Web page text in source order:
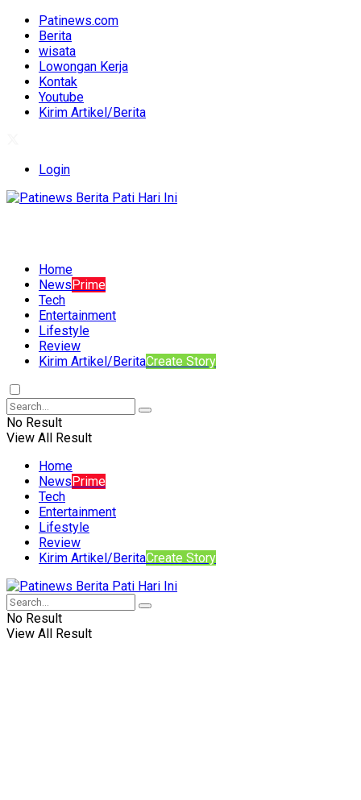
Patinews.com
Berita
wisata
Lowongan Kerja
Kontak
Youtube
Kirim Artikel/Berita
Login
Home
NewsPrime
Tech
Entertainment
Lifestyle
Review
Kirim Artikel/BeritaCreate Story
No Result
View All Result
Home
NewsPrime
Tech
Entertainment
Lifestyle
Review
Kirim Artikel/BeritaCreate Story
No Result
View All Result